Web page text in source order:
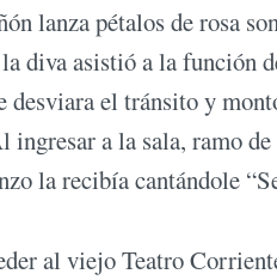
lanza pétalos de rosa
diva asistió a la
desviara el tránsito y
ingresar a la sala, ramo
la recibía cantándole
al viejo Teatro